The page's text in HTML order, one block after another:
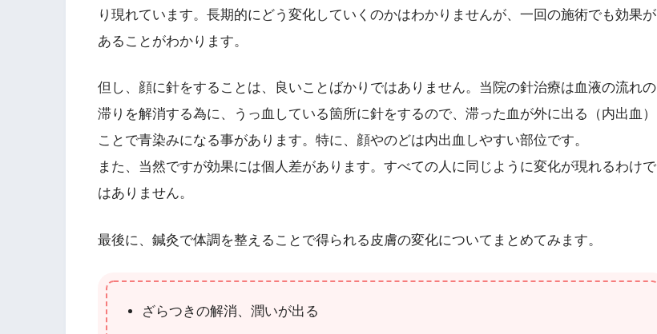
り現れています。長期的にどう変化していくのかはわかりませんが、一回の施術でも効果が
あることがわかります。
但し、顔に針をすることは、良いことばかりではありません。当院の針治療は血液の流れの
滞りを解消する為に、うっ血している箇所に針をするので、滞った血が外に出る（内出血）
ことで青染みになる事があります。特に、顔やのどは内出血しやすい部位です。
また、当然ですが効果には個人差があります。すべての人に同じように変化が現れるわけで
はありません。
最後に、鍼灸で体調を整えることで得られる皮膚の変化についてまとめてみます。
ざらつきの解消、潤いが出る